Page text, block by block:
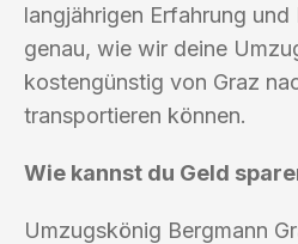
langjährigen Erfahrung
genau, wie wir deine
kostengünstig von Graz
transportieren können.
Wie kannst du Geld
Umzugskönig Bergmann